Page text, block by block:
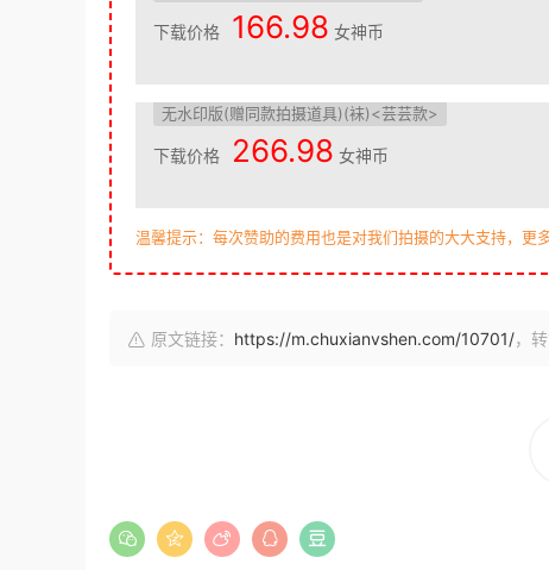
下载价格 166.98 女神币
无水印版(赠同款拍摄道具)(袜)<芸芸款>
下载价格 266.98 女神币
温馨提示：每次赞助的费用也是对我们拍摄的大大支持，更
原文链接： https://m.chuxianvshen.com/10701/，